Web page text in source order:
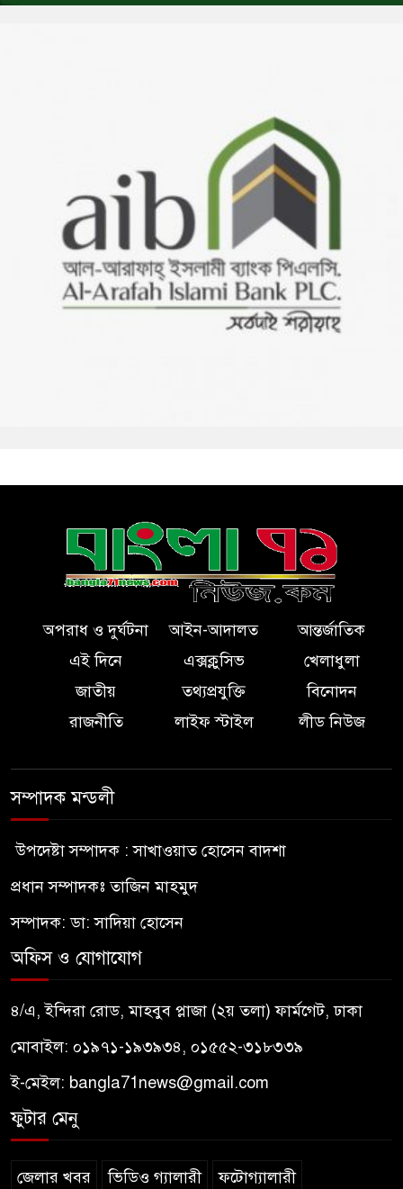
অপরাধ ও দুর্ঘটনা আইন-আদালত
আন্তর্জাতিক
এই দিনে
এক্সক্লুসিভ
খেলাধুলা
জাতীয়
তথ্যপ্রযুক্তি
বিনোদন
রাজনীতি
লাইফ স্টাইল লীড নিউজ
সম্পাদক মন্ডলী
উপদেষ্টা সম্পাদক : সাখাওয়াত হোসেন বাদশা
প্রধান সম্পাদকঃ তাজিন মাহমুদ
সম্পাদক: ডা: সাদিয়া হোসেন
অফিস ও যোগাযোগ
৪/এ, ইন্দিরা রোড, মাহবুব প্লাজা (২য় তলা) ফার্মগেট, ঢাকা
মোবাইল: ০১৯৭১-১৯৩৯৩৪, ০১৫৫২-৩১৮৩৩৯
ই-মেইল: bangla71news@gmail.com
ফুটার মেনু
জেলার খবর ভিডিও গ্যালারী ফটোগ্যালারী